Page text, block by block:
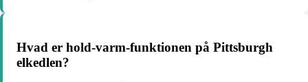
Hvad er hold-varm-funktionen på Pittsburgh
elkedlen?